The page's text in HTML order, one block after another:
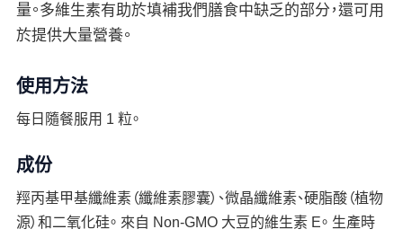
量。多維生素有助於填補我們膳食中缺乏的部分，還可用
於提供大量營養。
使用方法
每日隨餐服用 1 粒。
成份
羥丙基甲基纖維素（纖維素膠囊）、微晶纖維素、硬脂酸（植物
源）和二氧化硅。 來自 Non-GMO 大豆的維生素 E。 生產時